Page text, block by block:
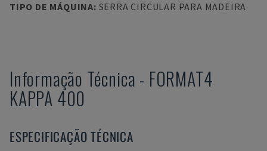
TIPO DE MÁQUINA: SERRA CIRCULAR PARA MADEIRA
Informação Técnica - FORMAT4
KAPPA 400
ESPECIFICAÇÃO TÉCNICA